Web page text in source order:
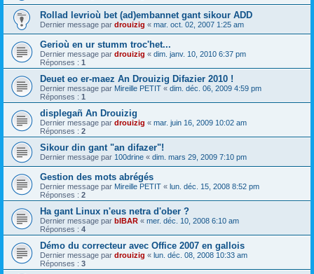
Rollad levrioù bet (ad)embannet gant sikour ADD
Dernier message par drouizig « mar. oct. 02, 2007 1:25 am
Gerioù en ur stumm troc'het...
Dernier message par drouizig « dim. janv. 10, 2010 6:37 pm
Réponses : 1
Deuet eo er-maez An Drouizig Difazier 2010 !
Dernier message par Mireille PETIT « dim. déc. 06, 2009 4:59 pm
Réponses : 1
displegañ An Drouizig
Dernier message par drouizig « mar. juin 16, 2009 10:02 am
Réponses : 2
Sikour din gant "an difazer"!
Dernier message par 100drine « dim. mars 29, 2009 7:10 pm
Gestion des mots abrégés
Dernier message par Mireille PETIT « lun. déc. 15, 2008 8:52 pm
Réponses : 2
Ha gant Linux n'eus netra d'ober ?
Dernier message par bIBAR « mer. déc. 10, 2008 6:10 am
Réponses : 4
Démo du correcteur avec Office 2007 en gallois
Dernier message par drouizig « lun. déc. 08, 2008 10:33 am
Réponses : 3